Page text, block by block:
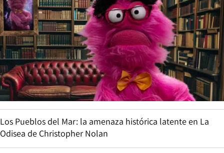
Los Pueblos del Mar: la amenaza histórica latente en La
Odisea de Christopher Nolan